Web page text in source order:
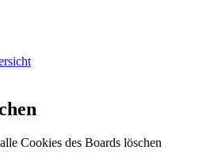
Cookies des Boards löschen